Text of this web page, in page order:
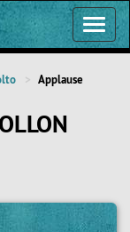
Applause